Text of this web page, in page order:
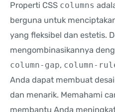
Properti CSS columns
berguna untuk
yang fleksibel dan estetis.
mengombinasikannya
column-gap, column-
Anda dapat membuat
dan menarik. Memahami
membantu Anda